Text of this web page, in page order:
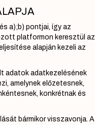
a);b) pontjai, így az
platformon keresztül az
alapján kezeli az
adatok adatkezelésének
amelynek előzetesnek,
konkrétnak és
bármikor visszavonja. A